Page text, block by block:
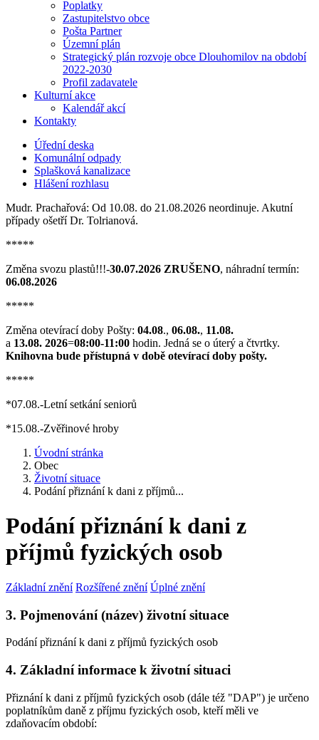
Poplatky
Zastupitelstvo obce
Pošta Partner
Územní plán
Strategický plán rozvoje obce Dlouhomilov na období
2022-2030
Profil zadavatele
Kulturní akce
Kalendář akcí
Kontakty
Úřední deska
Komunální odpady
Splašková kanalizace
Hlášení rozhlasu
Mudr. Prachařová: Od 10.08. do 21.08.2026 neordinuje. Akutní
případy ošetří Dr. Tolrianová.
*****
Změna svozu plastů!!!-30.07.2026 ZRUŠENO, náhradní termín:
06.08.2026
*****
Změna otevírací doby Pošty: 04.08., 06.08., 11.08.
a 13.08. 2026=08:00-11:00 hodin. Jedná se o úterý a čtvrtky.
Knihovna bude přístupná v době otevírací doby pošty.
*****
*07.08.-Letní setkání seniorů
*15.08.-Zvěřinové hroby
Úvodní stránka
Obec
Životní situace
Podání přiznání k dani z příjmů...
Podání přiznání k dani z
příjmů fyzických osob
Základní znění Rozšířené znění Úplné znění
3. Pojmenování (název) životní situace
Podání přiznání k dani z příjmů fyzických osob
4. Základní informace k životní situaci
Přiznání k dani z příjmů fyzických osob (dále též "DAP") je určeno
poplatníkům daně z příjmu fyzických osob, kteří měli ve
zdaňovacím období: